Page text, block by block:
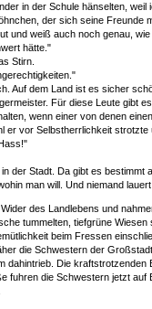
in der Schule hänselten,
der sich seine
und weiß auch noch genau,
hätte."
Stirn.
Auf dem Land ist es sicher
Für diese Leute gibt
wenn einer von denen
er vor Selbstherrlichkeit
der Stadt. Da gibt es
man will. Und niemand
des Landlebens und
tummelten, tiefgrüne
beim Fressen
die Schwestern der
dahintrieb. Die
fuhren die Schwestern jetzt